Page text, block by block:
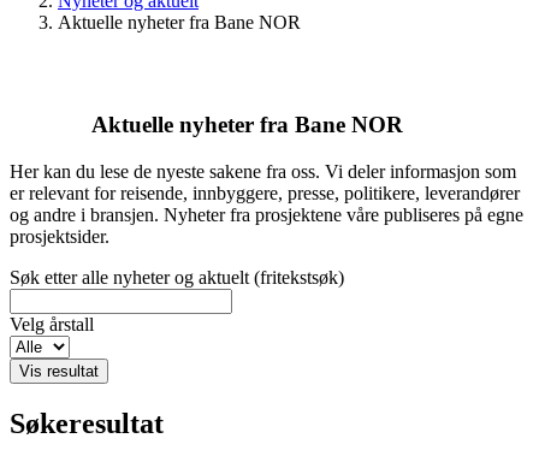
Aktuelle nyheter fra Bane NOR
Aktuelle nyheter fra Bane NOR
Her kan du lese de nyeste sakene fra oss. Vi deler informasjon som
er relevant for reisende, innbyggere, presse, politikere, leverandører
og andre i bransjen. Nyheter fra prosjektene våre publiseres på egne
prosjektsider.
Søk etter alle nyheter og aktuelt (fritekstsøk)
Velg årstall
Vis resultat
Søkeresultat